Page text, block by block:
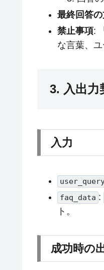
最終回答
禁止事項:
な言葉、
3. 入出力
入力
faq_data :
ト。
成功時の